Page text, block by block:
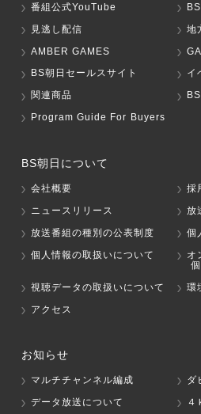
番組公式YouTube
見逃し配信
地
AMBER GAMES
BS朝日セールスサイト
イ
関連商品
Program Guide For Buyers
BS朝日について
会社概要
採
ニュースリリース
放
放送番組の種別の公表制度
個
個人情報の取扱いについて
オ
個
視聴データの取扱いについて
環
アクセス
お知らせ
マルチチャンネル編成
ダ
データ放送について
４